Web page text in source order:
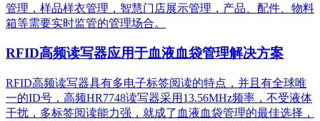
管理，样品样衣管理，智慧门店展示管理，产品、配件、物料
箱等需要实时监管的管理场合。
RFID高频读写器应用于血液血袋管理解决方案
RFID高频读写器具有多电子标签阅读的特点，并且有全球唯
一的ID号，高频HR7748读写器采用13.56MHz频率，不受液体
干扰，多标签阅读能力强，就成了血液血袋管理的最佳选择，